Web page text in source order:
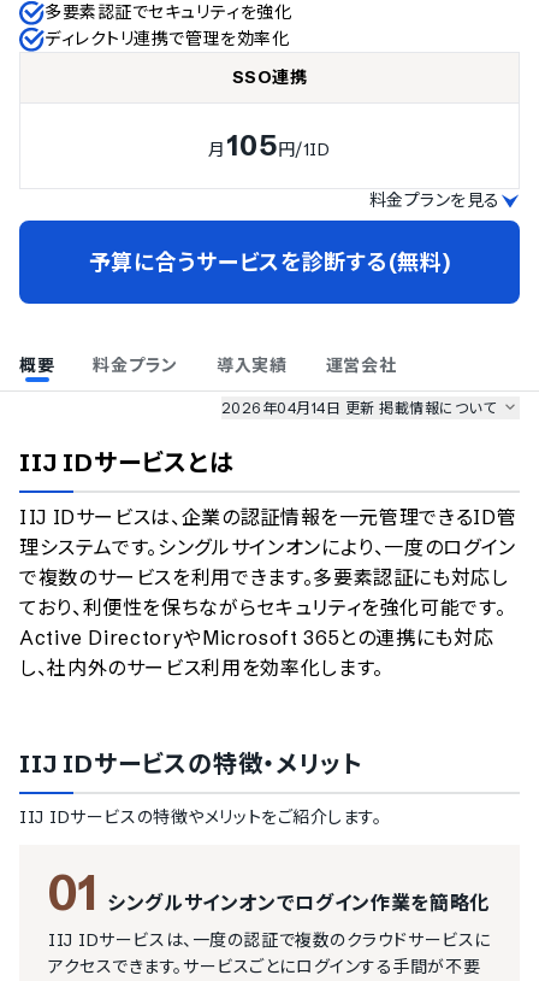
多要素認証でセキュリティを強化
ディレクトリ連携で管理を効率化
SSO連携
月 105円/1ID
料金プランを見る
予算に合うサービスを診断する(無料)
概要 料金プラン 導入実績 運営会社
2026年04月14日 更新掲載情報について
のサービス情報は、
のサービスデータを参照しています。
情報更新者：業界DX最強ナビ編集部 情報取得元 掲載修正依頼
IIJ IDサービスとは
IIJ IDサービスは、企業の認証情報を一元管理できるID管
理システムです。シングルサインオンにより、一度のログイン
で複数のサービスを利用できます。多要素認証にも対応し
ており、利便性を保ちながらセキュリティを強化可能です。
Active DirectoryやMicrosoft 365との連携にも対応
し、社内外のサービス利用を効率化します。
IIJ IDサービスの特徴・メリット
IIJ IDサービスの特徴やメリットをご紹介します。
01 シングルサインオンでログイン作業を簡略化
IIJ IDサービスは、一度の認証で複数のクラウドサービスに
アクセスできます。サービスごとにログインする手間が不要